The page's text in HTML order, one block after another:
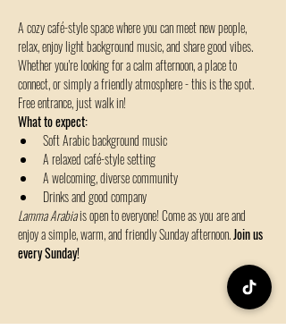
A cozy café-style space where you can meet new people,
relax, enjoy light background music, and share good vibes.
Whether you're looking for a calm afternoon, a place to
connect, or simply a friendly atmosphere - this is the spot.
Free entrance, just walk in!
What to expect:
Soft Arabic background music
A relaxed café-style setting
A welcoming, diverse community
Drinks and good company
Lamma Arabia is open to everyone! Come as you are and
enjoy a simple, warm, and friendly Sunday afternoon. Join us
every Sunday!